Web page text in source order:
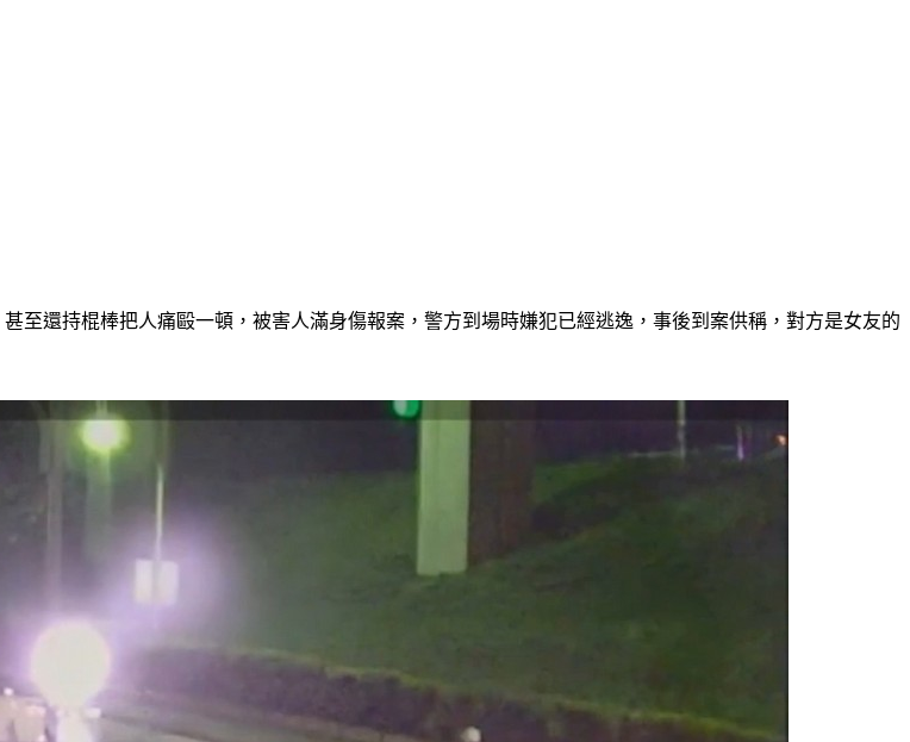
至還持棍棒把人痛毆一頓，被害人滿身傷報案，警方到場時嫌犯已經逃逸，事後到案供稱，對方是女友的